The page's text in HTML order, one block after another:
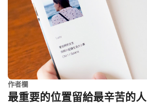
作者欄
最重要的位置留給最辛苦的人